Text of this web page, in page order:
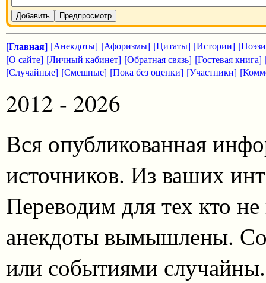
Добавить Предпросмотр
[Главная] [Анекдоты] [Афоризмы] [Цитаты] [Истории]
[О сайте] [Личный кабинет] [Обратная связь] [Гостевая книга]
[Случайные] [Смешные] [Пока без оценки] [Участники]
2012 - 2026
Вся опубликованная
источников. Из ваших
Переводим для тех кто
анекдоты вымышлены.
или событиями случайны.